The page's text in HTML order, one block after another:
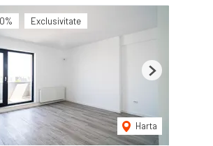
Exclusivitate
Harta
Next